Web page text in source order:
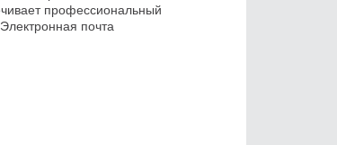
профессиональный
почта